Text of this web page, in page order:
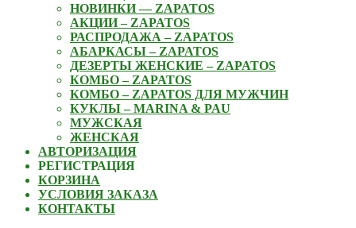
НОВИНКИ — ZAPATOS
АКЦИИ – ZAPATOS
РАСПРОДАЖА – ZAPATOS
АБАРКАСЫ – ZAPATOS
ДЕЗЕРТЫ ЖЕНСКИЕ – ZAPATOS
КОМБО – ZAPATOS
КОМБО – ZAPATOS ДЛЯ МУЖЧИН
КУКЛЫ – MARINA & PAU
МУЖСКАЯ
ЖЕНСКАЯ
АВТОРИЗАЦИЯ
РЕГИСТРАЦИЯ
КОРЗИНА
УСЛОВИЯ ЗАКАЗА
КОНТАКТЫ